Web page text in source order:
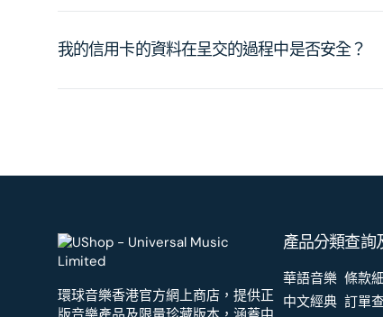
我的信用卡的資料在呈交的過程中是否安全？
環球音樂香港官方網上商店，提供正
產品分類
華語音樂
中文經典
查詢
條款
訂單